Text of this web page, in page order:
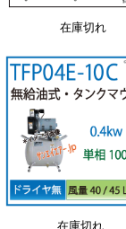
在庫切れ
在庫切れ